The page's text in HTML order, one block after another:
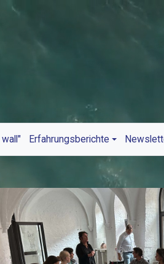
Erfahrungsberichte